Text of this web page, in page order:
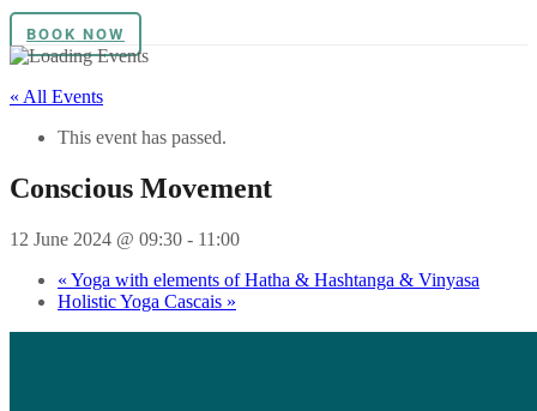
BOOK NOW
« All Events
This event has passed.
Conscious Movement
12 June 2024 @ 09:30 - 11:00
« Yoga with elements of Hatha & Hashtanga & Vinyasa
Holistic Yoga Cascais »